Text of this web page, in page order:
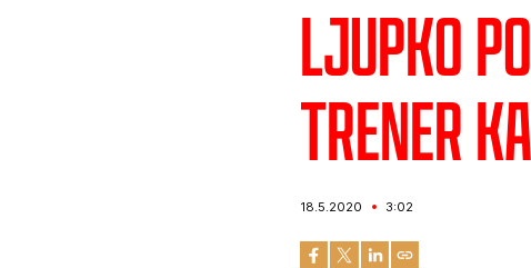
Ljupko
trener
18.5.2020 3:02